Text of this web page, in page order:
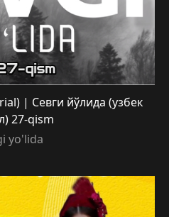
| Севги йўлида (узбек
27-qism
yo'lida